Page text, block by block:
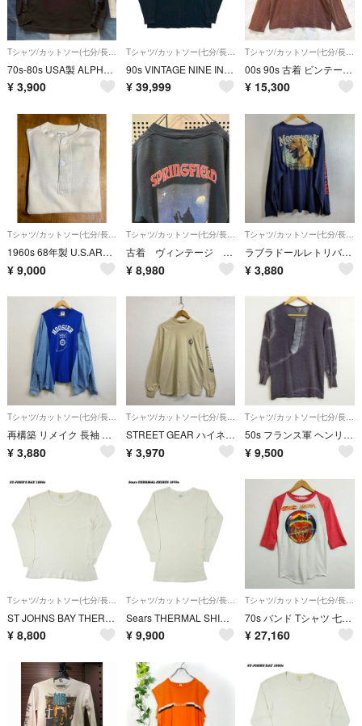
Tシャツ/カットソー(七分/長袖)
70s-80s USA製 ALPHA ヴィンテージ メッシュロンT モックネック
¥ 3,900
Tシャツ/カットソー(七分/長袖)
90s VINTAGE NINE INCH NAILS ナインインチネイルズ ヴィンテージ ビンテージ Tシャツ
¥ 39,999
Tシャツ/カットソー(七分/長袖)
00s 90s 古着 ビンテージ TONY HAWK 長袖Tシャツ ロンT M
¥ 15,300
Tシャツ/カットソー(七分/長袖)
1960s 68年製 U.S.ARMY アメリカ軍 米軍 ミリタリーヴィンテージ
¥ 9,000
Tシャツ/カットソー(七分/長袖)
古着 ヴィンテージ vintage ロングスリーブTシャツ ロンtee ぼろ ボロ ジャンク フェード 個性派
¥ 8,980
Tシャツ/カットソー(七分/長袖)
ラブラドールレトリバー 長袖 ロンT Mossy Oak モッシーオーク アーム プリント 古着 VINTAGE ネイビー D123
¥ 3,880
Tシャツ/カットソー(七分/長袖)
再構築 リメイク 長袖 Tシャツ デニム 切替 シャツ ドッキング フロント プリント USA製 古着 VINTAGE JERZEES ジャージーズ オーバーシルエット ブルー系 XL G496
¥ 3,880
Tシャツ/カットソー(七分/長袖)
STREET GEAR ハイネック ロンT 長袖 カットソー アーム フロント プリント USA製 トライバル コットン 古着 VINTAGE ベージュ系 L C652
¥ 3,970
Tシャツ/カットソー(七分/長袖)
50s フランス軍 ヘンリーネック アンダーシャツ 後染め ブラック グレー むら染め タイダイ ウールシャツ サーマル ミリタリー 1954年製 artisan EURO VINTAGE 古着 E750
¥ 9,500
ST JOHNS BAY THERMAL SHIRTS 1990s T486
¥ 8,800
Sears THERMAL SHIRTS 1970s T485
¥ 9,900
70s バンド Tシャツ 七分袖 ラグラン 1979年 音楽 フェス The Loop's Day in the Park JOURNEY SANTANA Thin Lizzy 古着 VINTAGE レッド系 ホワイト E492
¥ 27,160